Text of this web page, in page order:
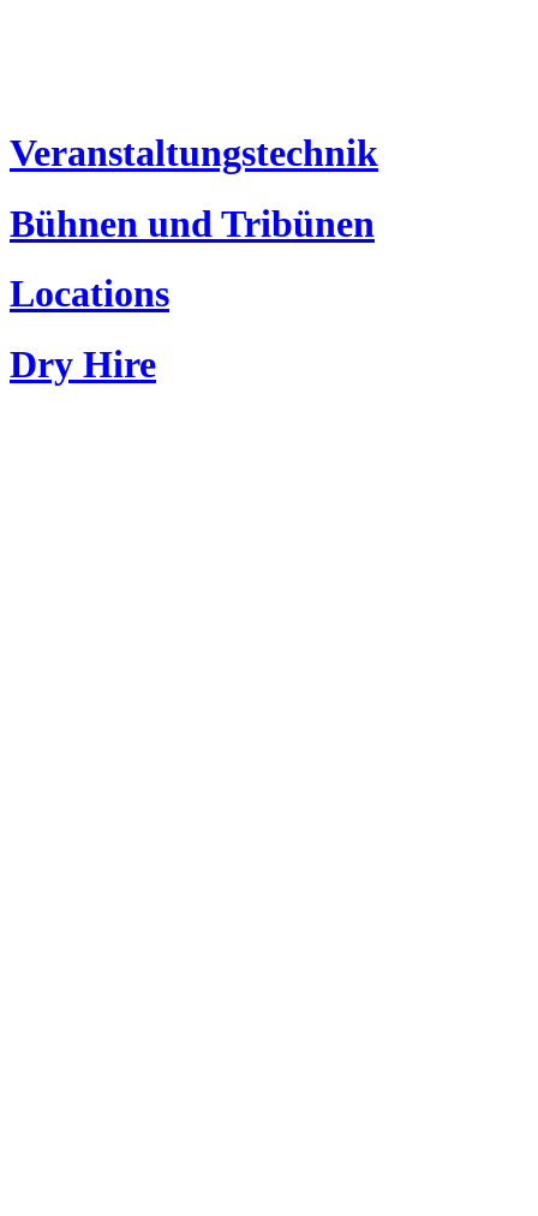
Veranstaltungstechnik
Bühnen und Tribünen
Locations
Dry Hire